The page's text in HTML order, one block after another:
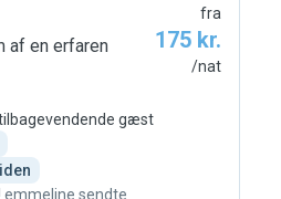
af en erfaren
gæst
emmeline sendte
fra
175 kr.
/nat